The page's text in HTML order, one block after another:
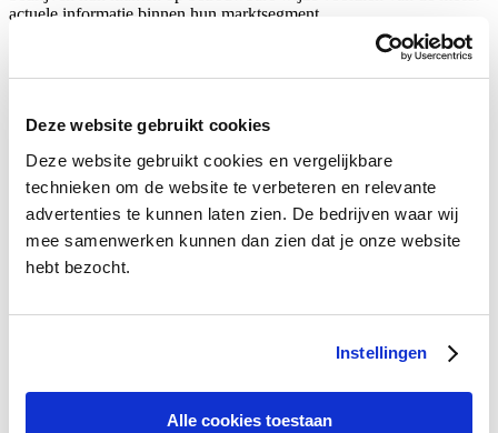
Deze website gebruikt cookies
Deze website gebruikt cookies en vergelijkbare
technieken om de website te verbeteren en relevante
advertenties te kunnen laten zien. De bedrijven waar wij
mee samenwerken kunnen dan zien dat je onze website
hebt bezocht.
Instellingen
Alle cookies toestaan
actuele informatie binnen hun marktsegment.
neem dancontact met ons op en informeer naar de mogelijkheden.
Producten & diensten
Innovaties
Bekijk alle vacatures
Bij de Bencom Group zijn we altijd op zoek naar mensen die onze
visie, ambitie en positieve energie delen.